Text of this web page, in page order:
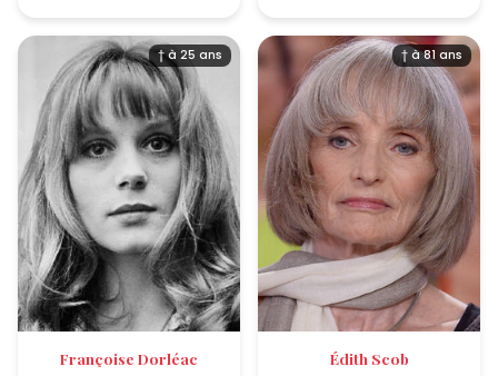
† à 25 ans
Françoise Dorléac
† à 81 ans
Édith Scob